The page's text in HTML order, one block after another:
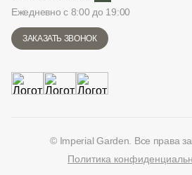
Ежедневно с 8:00 до 19:00
ЗАКАЗАТЬ ЗВОНОК
© Imperial Garden. Все права
Политика